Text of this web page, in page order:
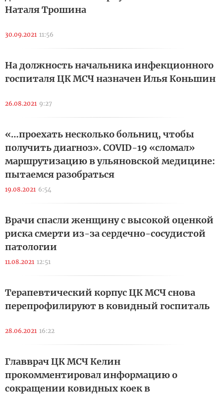
Наталя Трошина
30.09.2021 11:56
На должность начальника инфекционного
госпиталя ЦК МСЧ назначен Илья Коньшин
26.08.2021 9:27
«…проехать несколько больниц, чтобы
получить диагноз». COVID-19 «сломал»
маршрутизацию в ульяновской медицине:
пытаемся разобраться
19.08.2021 6:54
Врачи спасли женщину с высокой оценкой
риска смерти из-за сердечно-сосудистой
патологии
11.08.2021 12:51
Терапевтический корпус ЦК МСЧ снова
перепрофилируют в ковидный госпиталь
28.06.2021 16:22
Главврач ЦК МСЧ Келин
прокомментировал информацию о
сокращении ковидных коек в